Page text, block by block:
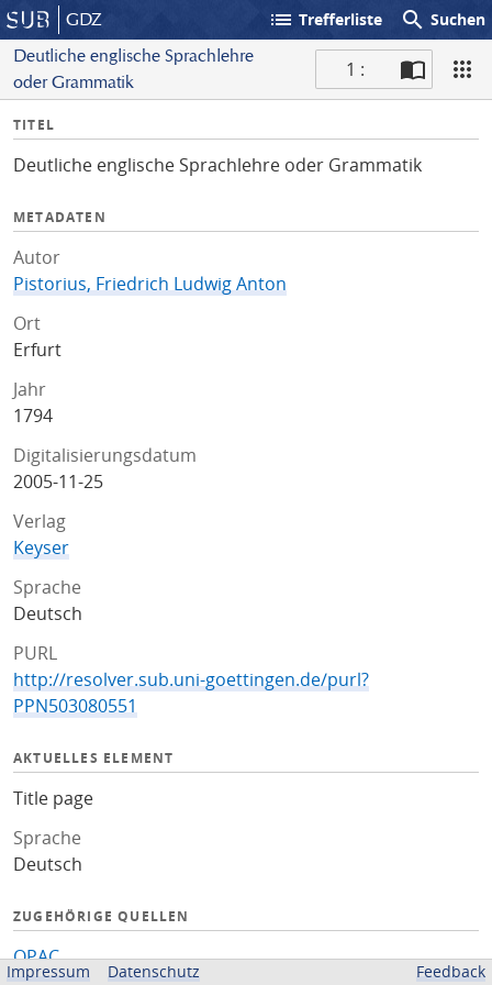
GDZ list Trefferliste search Suchen
Deutliche englische Sprachlehre
oder Grammatik
1 :
I
f
TITEL
Deutliche englische Sprachlehre oder Grammatik
METADATEN
Autor
Pistorius, Friedrich Ludwig Anton
Ort
Erfurt
Jahr
1794
Digitalisierungsdatum
2005-11-25
Verlag
Keyser
Sprache
Deutsch
PURL
http://resolver.sub.uni-goettingen.de/purl?
PPN503080551
AKTUELLES ELEMENT
Title page
Sprache
Deutsch
ZUGEHÖRIGE QUELLEN
OPAC
Impressum Datenschutz Feedback